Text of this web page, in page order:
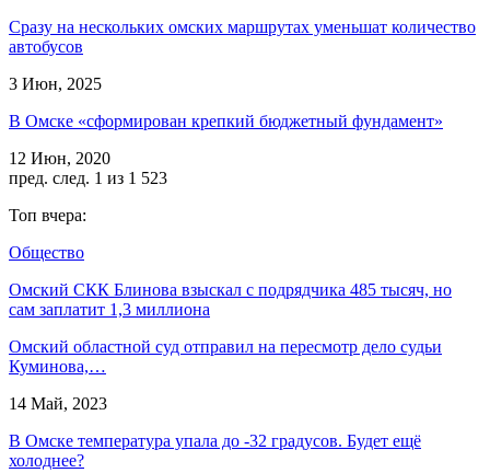
Сразу на нескольких омских маршрутах уменьшат количество
автобусов
3 Июн, 2025
В Омске «сформирован крепкий бюджетный фундамент»
12 Июн, 2020
пред. след. 1 из 1 523
Топ вчера:
Общество
Омский СКК Блинова взыскал с подрядчика 485 тысяч, но
сам заплатит 1,3 миллиона
Омский областной суд отправил на пересмотр дело судьи
Куминова,…
14 Май, 2023
В Омске температура упала до -32 градусов. Будет ещё
холоднее?